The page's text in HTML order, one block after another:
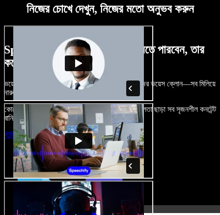
নিজের চোখে দেখুন, নিজের মতো অনুভব করুন
Speechify Studio দিয়ে কী কী করতে পারবেন, তার
কয়েকটা উদাহরণ দেখুন
ভয়েসওভার, রয়্যালটি-ফ্রি ছবি, অডিও, ভিডিও যোগ, নিজের ভয়েস ক্লোন—সব মিলিয়ে
দারুণ মনে রাখার মতো অডিও-ভিডিও প্রজেক্ট বানান।
কোনো শেখার ঝামেলা নেই, শুধু ব্রাউজারে খুলুন—আর দুর্বলতা ছাড়া সব সৃজনশীল কনটেন্ট
বানিয়ে ফেলুন।
স্টুডিও চালু করুন